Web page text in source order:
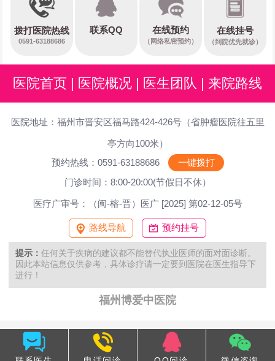
拨打医院热线
0591-63188686
联系QQ 在线预约
（网络私密预约）
在线挂号
（到院优先就诊）
医院首页 医院概况 医生团队 来院路线
医院地址：福州市晋安区福马路424-426号（省肿瘤医院往五里
亭方向100米）
预约热线：0591-63188686
一键拨打
门诊时间：8:00-20:00(节假日不休）
医疗广审号：（闽-榕-晋）医广 [2025] 第02-12-05号
路线导航 预约挂号
提示： 任何关于疾病的建议都不能替代执业医师的面对面诊断。
因此本站信息仅供参考，具体诊疗请一定要到医院在医生指导下
进行！
福州博爱中医院